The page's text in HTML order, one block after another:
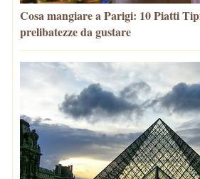
Cosa mangiare a Parigi: 10 Piatti
prelibatezze da gustare